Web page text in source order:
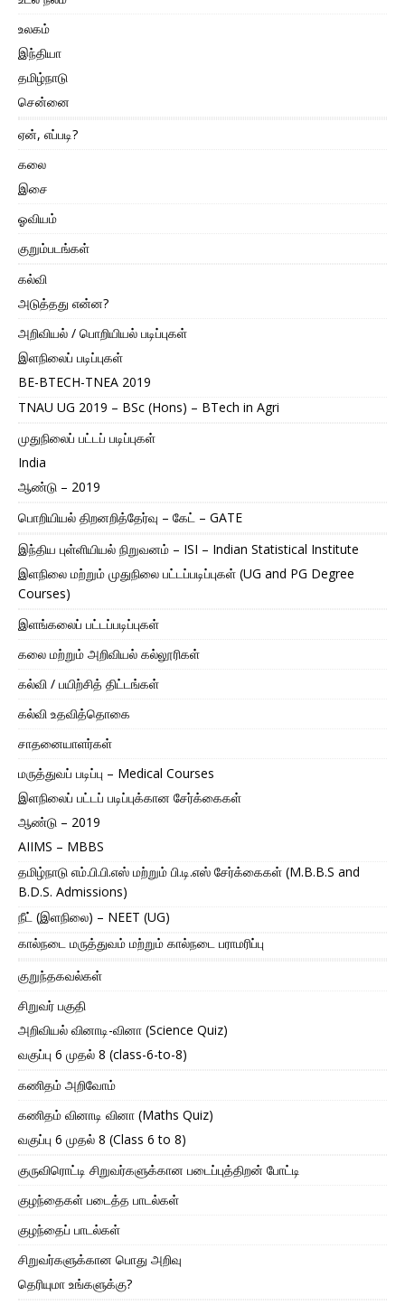
உலகம்
இந்தியா
தமிழ்நாடு
சென்னை
ஏன், எப்படி?
கலை
இசை
ஓவியம்
குறும்படங்கள்
கல்வி
அடுத்தது என்ன?
அறிவியல் / பொறியியல் படிப்புகள்
இளநிலைப் படிப்புகள்
BE-BTECH-TNEA 2019
TNAU UG 2019 – BSc (Hons) – BTech in Agri
முதுநிலைப் பட்டப் படிப்புகள்
India
ஆண்டு – 2019
பொறியியல் திறனறித்தேர்வு – கேட் – GATE
இந்திய புள்ளியியல் நிறுவனம் – ISI – Indian Statistical Institute
இளநிலை மற்றும் முதுநிலை பட்டப்படிப்புகள் (UG and PG Degree
Courses)
இளங்கலைப் பட்டப்படிப்புகள்
கலை மற்றும் அறிவியல் கல்லூரிகள்
கல்வி / பயிற்சித் திட்டங்கள்
கல்வி உதவித்தொகை
சாதனையாளர்கள்
மருத்துவப் படிப்பு – Medical Courses
இளநிலைப் பட்டப் படிப்புக்கான சேர்க்கைகள்
ஆண்டு – 2019
AIIMS – MBBS
தமிழ்நாடு எம்.பி.பி.எஸ் மற்றும் பி.டி.எஸ் சேர்க்கைகள் (M.B.B.S and
B.D.S. Admissions)
நீட் (இளநிலை) – NEET (UG)
கால்நடை மருத்துவம் மற்றும் கால்நடை பராமரிப்பு
குறுந்தகவல்கள்
சிறுவர் பகுதி
அறிவியல் வினாடி-வினா (Science Quiz)
வகுப்பு 6 முதல் 8 (class-6-to-8)
கணிதம் அறிவோம்
கணிதம் வினாடி வினா (Maths Quiz)
வகுப்பு 6 முதல் 8 (Class 6 to 8)
குருவிரொட்டி சிறுவர்களுக்கான படைப்புத்திறன் போட்டி
குழந்தைகள் படைத்த பாடல்கள்
குழந்தைப் பாடல்கள்
சிறுவர்களுக்கான பொது அறிவு
தெரியுமா உங்களுக்கு?